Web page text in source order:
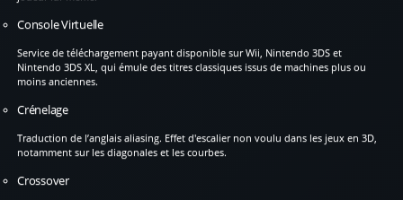
Console Virtuelle
Service de téléchargement payant disponible sur Wii, Nintendo 3DS et
Nintendo 3DS XL, qui émule des titres classiques issus de machines plus ou
moins anciennes.
Crénelage
Traduction de l’anglais aliasing. Effet d'escalier non voulu dans les jeux en 3D,
notamment sur les diagonales et les courbes.
Crossover